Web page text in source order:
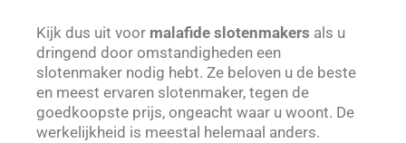
Kijk dus uit voor malafide slotenmakers als u
dringend door omstandigheden een
slotenmaker nodig hebt. Ze beloven u de beste
en meest ervaren slotenmaker, tegen de
goedkoopste prijs, ongeacht waar u woont. De
werkelijkheid is meestal helemaal anders.